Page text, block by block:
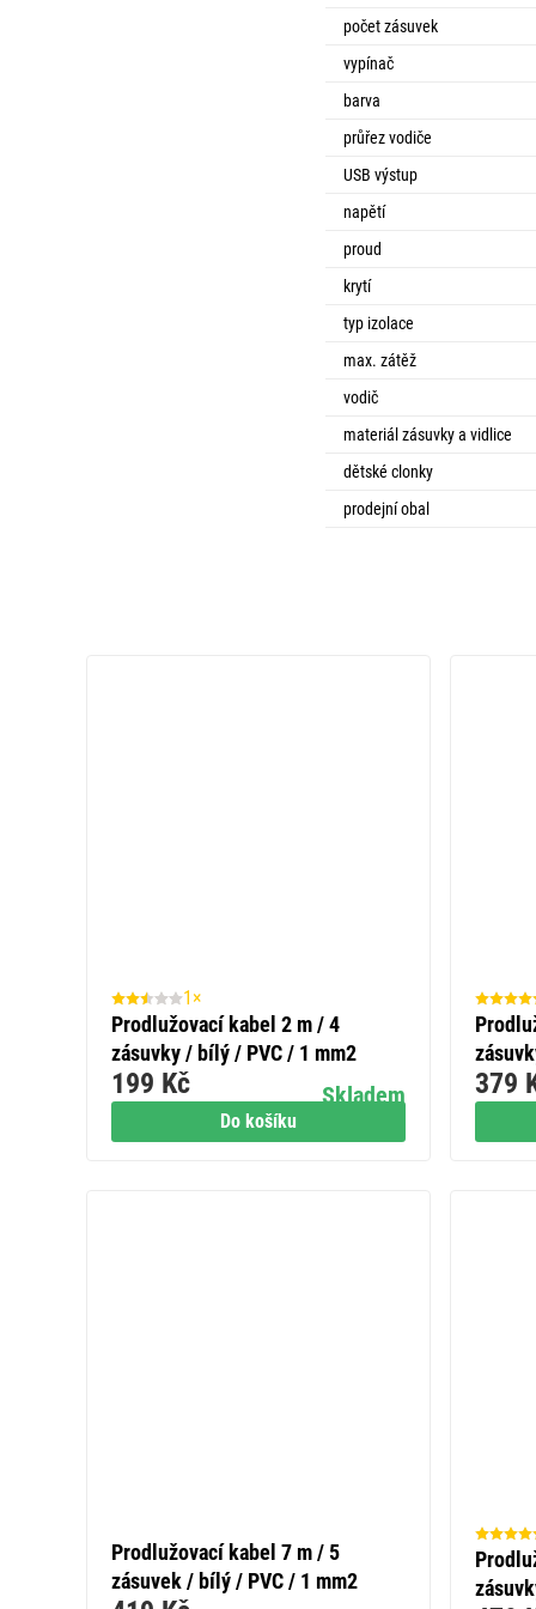
Do košíku
Do košíku
Do košíku
Do košíku
Do košíku
počet zásuvek
vypínač
barva
průřez vodiče
USB výstup
napětí
proud
krytí
typ izolace
max. zátěž
vodič
materiál zásuvky a vidlice
dětské clonky
prodejní obal
Do košíku
1×
Prodlužovací kabel 2 m / 4
zásuvky / bílý / PVC / 1 mm2
Skladem
199 Kč 379
Prodlužovací kabel 7 m / 5
zásuvek / bílý / PVC / 1 mm2